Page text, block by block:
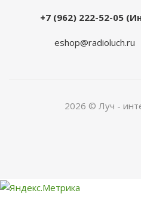
+7 (962) 222-52-05
eshop@radioluch.ru
2026 © Луч -